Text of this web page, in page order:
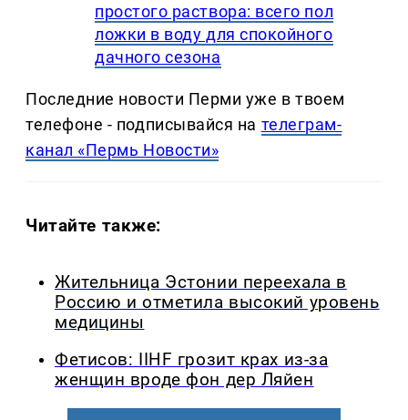
простого раствора: всего пол
ложки в воду для спокойного
дачного сезона
Последние новости Перми уже в твоем
телефоне - подписывайся на телеграм-
канал «Пермь Новости»
Читайте также:
Жительница Эстонии переехала в
Россию и отметила высокий уровень
медицины
Фетисов: IIHF грозит крах из-за
женщин вроде фон дер Ляйен